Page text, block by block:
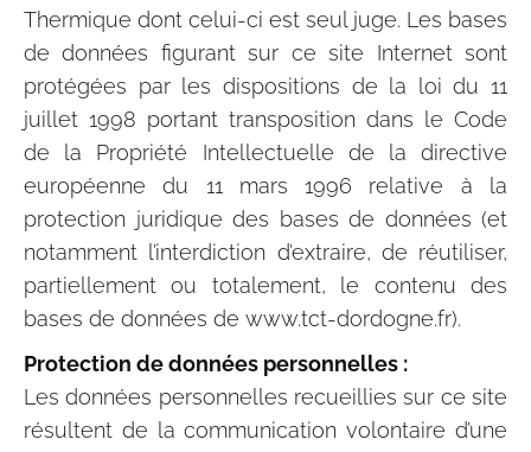
Thermique dont celui-ci est seul juge. Les bases
de données figurant sur ce site Internet sont
protégées par les dispositions de la loi du 11
juillet 1998 portant transposition dans le Code
de la Propriété Intellectuelle de la directive
européenne du 11 mars 1996 relative à la
protection juridique des bases de données (et
notamment l’interdiction d’extraire, de réutiliser,
partiellement ou totalement, le contenu des
bases de données de www.tct-dordogne.fr).
Protection de données personnelles :
Les données personnelles recueillies sur ce site
résultent de la communication volontaire d’une